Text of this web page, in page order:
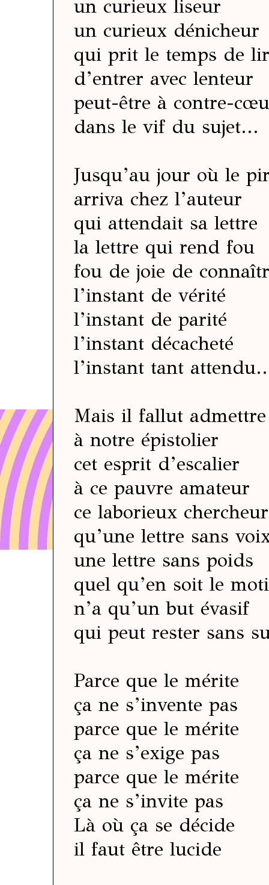
un curieux liseur
un curieux dénicheur
qui prit le temps de
d’entrer avec lenteur
peut-être à contre-
dans le vif du sujet...
Jusqu’au jour où le
arriva chez l’auteur
qui attendait sa lettre
la lettre qui rend fou
fou de joie de
l’instant de vérité
l’instant de parité
l’instant décacheté
l’instant tant
Mais il fallut admettre
à notre épistolier
cet esprit d’escalier
à ce pauvre amateur
ce laborieux chercheur
qu’une lettre sans
une lettre sans poids
quel qu’en soit le
n’a qu’un but évasif
qui peut rester sans
Parce que le mérite
ça ne s’invente pas
parce que le mérite
ça ne s’exige pas
parce que le mérite
ça ne s’invite pas
Là où ça se décide
il faut être lucide